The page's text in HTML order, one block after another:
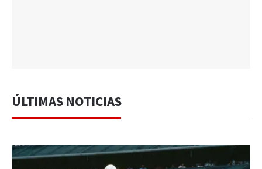
ÚLTIMAS NOTICIAS